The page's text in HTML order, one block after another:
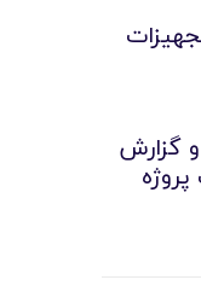
گزارش